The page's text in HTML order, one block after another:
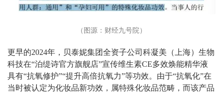
（图源：财经九号院）
更早的2024年，贝泰妮集团全资子公司科凝美（上海）生物
科技在“泊缇诗官方旗舰店”宣传维生素CE多效焕能精华液
具有“抗氧修护”“提升高倍抗氧力”等功效。由于“抗氧化”在
当时被认定为化妆品新功效，属特殊化妆品范畴，而该产品